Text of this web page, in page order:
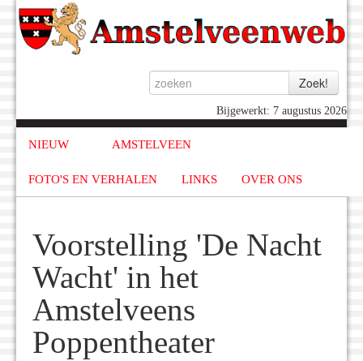
Bijgewerkt: 7 augustus 2026
NIEUW AMSTELVEEN
FOTO'S EN VERHALEN LINKS OVER ONS
Voorstelling 'De Nacht
Wacht' in het
Amstelveens
Poppentheater